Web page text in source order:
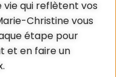
vie qui reflètent vos
Christine vous
étape pour
et en faire un